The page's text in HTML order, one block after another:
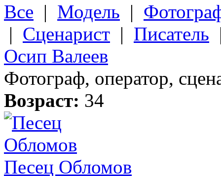
Все | Модель |
| Сценарист | Писатель
Осип Валеев
Фотограф, оператор,
Возраст: 34
Песец Обломов